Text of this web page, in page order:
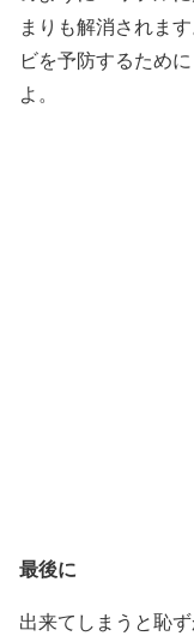
まりも解消されま
ビを予防するため
よ。
最後に
出来てしまうと恥